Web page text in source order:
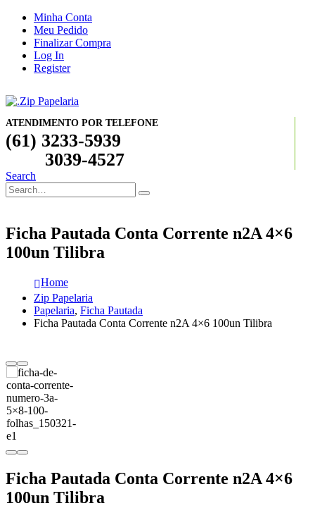
Minha Conta
Meu Pedido
Finalizar Compra
Log In
Register
ATENDIMENTO POR TELEFONE
(61) 3233-5939
3039-4527
Search
Ficha Pautada Conta Corrente n2A 4×6
100un Tilibra
Home
Zip Papelaria
Papelaria, Ficha Pautada
Ficha Pautada Conta Corrente n2A 4×6 100un Tilibra
Ficha Pautada Conta Corrente n2A 4×6
100un Tilibra